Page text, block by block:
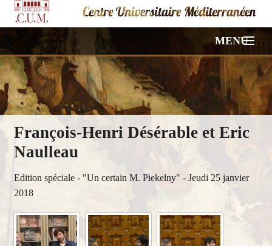
MENU
ACCUEIL
NOS CONFÉRENCES
VIDÉOS
HORS PROGRAMME
À PROPOS
François-Henri Désérable et Eric
Naulleau
Edition spéciale - "Un certain M. Piekelny" - Jeudi 25 janvier
2018